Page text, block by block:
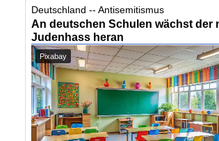
Deutschland -- Antisemitismus
An deutschen Schulen wächst der
Judenhass heran
Pixabay